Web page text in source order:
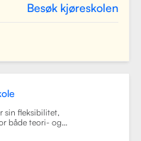
å ta førerkort
for alle elever.
Besøk kjøreskolen
sin fleksibilitet,
både teori- og